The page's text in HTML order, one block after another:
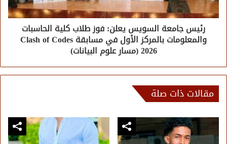
رئيس جامعة السويس يعلن: فوز طلاب كلية الحاسبات
والمعلومات بالمركز الأول في مسابقة Clash of Codes
2026 (مسار علوم البيانات)
مقالات ذات صلة